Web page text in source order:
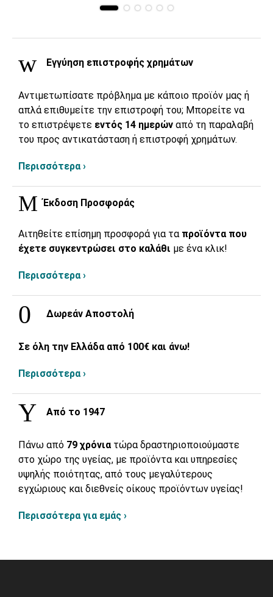
Εγγύηση επιστροφής χρημάτων
Αντιμετωπίσατε πρόβλημα με κάποιο προϊόν μας ή
απλά επιθυμείτε την επιστροφή του; Μπορείτε να
το επιστρέψετε εντός 14 ημερών από τη παραλαβή
του προς αντικατάσταση ή επιστροφή χρημάτων.
Περισσότερα ›
Έκδοση Προσφοράς
Αιτηθείτε επίσημη προσφορά για τα προϊόντα που
έχετε συγκεντρώσει στο καλάθι με ένα κλικ!
Περισσότερα ›
Δωρεάν Αποστολή
Σε όλη την Ελλάδα από 100€ και άνω!
Περισσότερα ›
Από το 1947
Πάνω από 79 χρόνια τώρα δραστηριοποιούμαστε
στο χώρο της υγείας, με προϊόντα και υπηρεσίες
υψηλής ποιότητας, από τους μεγαλύτερους
εγχώριους και διεθνείς οίκους προϊόντων υγείας!
Περισσότερα για εμάς ›